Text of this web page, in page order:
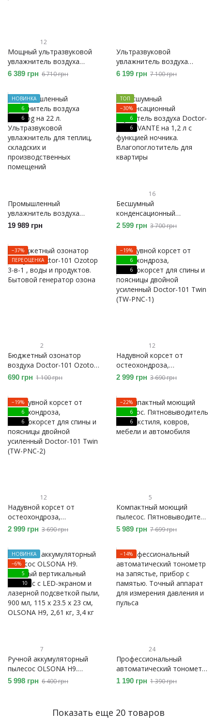
12
Мощный ультразвуковой
увлажнитель воздуха
Doctor-101 Zeus на 10 л с
УФ лампой и пультом ДУ.
Антибактериальный
увлажнитель
6 389 грн 6 710 грн
Ультразвуковой
увлажнитель воздуха
Phineus с УФ-лампой.
Производительный
увлажнитель воздуха для
больших помещений
6 199 грн 7 100 грн
НОВИНКА
6
6
Промышленный
увлажнитель воздуха
PureFog на 22 л.
Ультразвуковой
увлажнитель для теплиц,
складских и
производственных
помещений
19 989 грн
ТОП
−30%
6
6
16
Бесшумный
конденсационный
осушитель воздуха Doctor-
101 LEVANTE на 1,2 л с
функцией ночника.
Влагопоглотитель для
квартиры
2 599 грн 3 700 грн
−37%
ПЕРЕОЦЕНКА
2
Бюджетный озонатор
воздуха Doctor-101 Ozotop
3-в-1 , воды и продуктов.
Бытовой генератор озона
690 грн 1 100 грн
−19%
6
6
12
Надувной корсет от
остеохондроза,
пневмокорсет для спины и
поясницы двойной
усиленный Doctor-101 Twin
(TW-PNC-1)
2 999 грн 3 690 грн
−19%
6
6
12
Надувной корсет от
остеохондроза,
пневмокорсет для спины и
поясницы двойной
усиленный Doctor-101 Twin
(TW-PNC-2)
2 999 грн 3 690 грн
−22%
6
6
5
Компактный моющий
пылесос. Пятновыводитель
для текстиля, ковров,
мебели и автомобиля
5 989 грн 7 699 грн
НОВИНКА
−6%
5
10
7
Ручной аккумуляторный
пылесос OLSONA H9.
Мощный вертикальный
пылесос с LED-экраном и
5 998 грн 6 400 грн
−14%
24
Профессиональный
автоматический тонометр
на запястье, прибор с
памятью. Точный аппарат
1 190 грн 1 390 грн
Показать еще 20 товаров